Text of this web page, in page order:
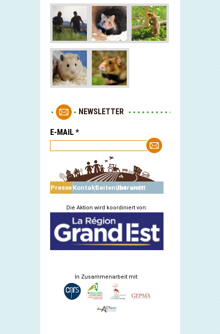
NEWSLETTER
E-MAIL *
Presse KontaktSeitenübersicht
Intranet
Die Aktion wird koordiniert von:
In Zusammenarbeit mit: